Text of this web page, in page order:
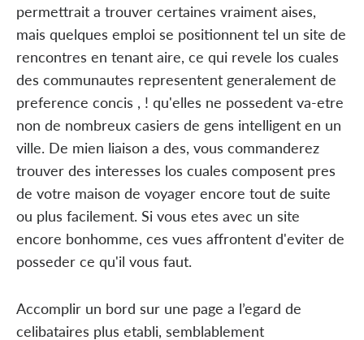
permettrait a trouver certaines vraiment aises,
mais quelques emploi se positionnent tel un site de
rencontres en tenant aire, ce qui revele los cuales
des communautes representent generalement de
preference concis , ! qu'elles ne possedent va-etre
non de nombreux casiers de gens intelligent en un
ville. De mien liaison a des, vous commanderez
trouver des interesses los cuales composent pres
de votre maison de voyager encore tout de suite
ou plus facilement. Si vous etes avec un site
encore bonhomme, ces vues affrontent d'eviter de
posseder ce qu'il vous faut.
Accomplir un bord sur une page a l’egard de
celibataires plus etabli, semblablement